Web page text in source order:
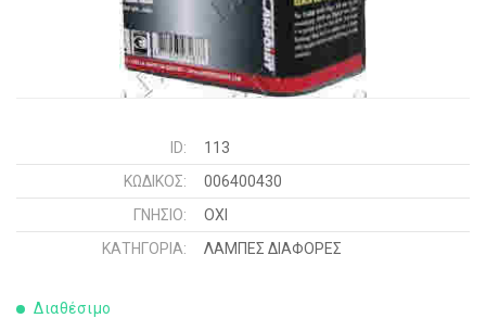
ID:
113
ΚΩΔΙΚΌΣ:
006400430
ΓΝΉΣΙΟ:
ΟΧΙ
ΚΑΤΗΓΟΡΊΑ:
ΛΑΜΠΕΣ ΔΙΑΦΟΡΕΣ
Διαθέσιμο